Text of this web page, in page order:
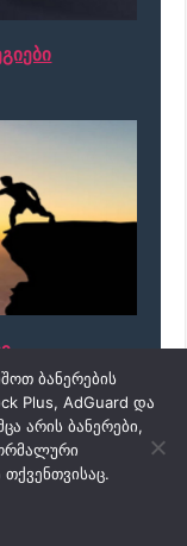
ბანერების
Plus, AdGuard და
არის ბანერები,